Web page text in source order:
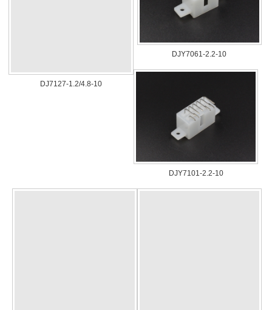
DJ7127-1.2/4.8-10
DJY7061-2.2-10
DJY7101-2.2-10